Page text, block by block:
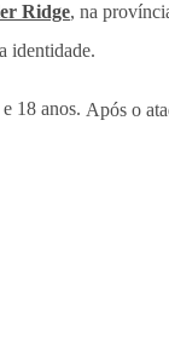
Ridge, na
identidade.
18 anos. Após o